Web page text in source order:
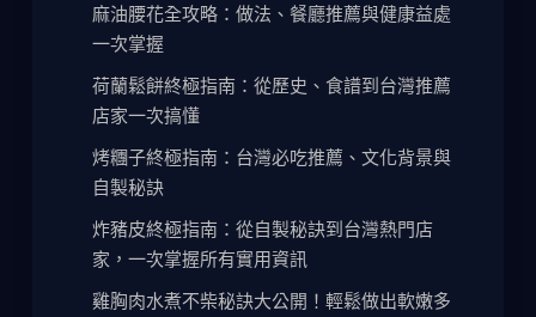
麻油腰花全攻略：做法、餐廳推薦與健康益處
一次掌握
荷蘭鬆餅終極指南：從歷史、食譜到台灣推薦
店家一次搞懂
烤糰子終極指南：台灣必吃推薦、文化背景與
自製秘訣
炸豬皮終極指南：從自製秘訣到台灣熱門店
家，一次掌握所有實用資訊
雞胸肉水煮不柴秘訣大公開！輕鬆做出軟嫩多